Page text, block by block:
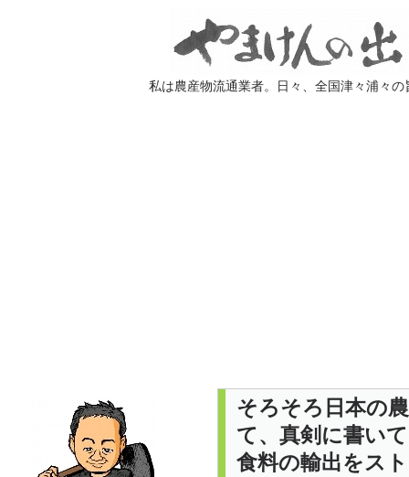
私は農産物流通業者。日々、全国津々浦々
そろそろ日本の
て、真剣に書い
食料の輸出をス